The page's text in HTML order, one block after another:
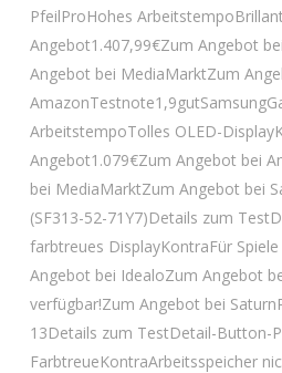
PfeilProHohes
Angebot1.407,99€Zum Angebot
Angebot bei MediaMarktZum
ArbeitstempoTolles OLED-
Angebot1.079€Zum Angebot bei
bei MediaMarktZum Angebot bei
(SF313-52-71Y7)Details zum
farbtreues DisplayKontraFür
Angebot bei IdealoZum Angebot
verfügbar!Zum Angebot bei
13Details zum TestDetail-Button-
FarbtreueKontraArbeitsspeicher